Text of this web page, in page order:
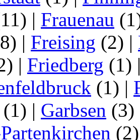
| Frauenau
| Freising (2) |
| Friedberg (1)
(1) |
(1) | Garbsen (3)